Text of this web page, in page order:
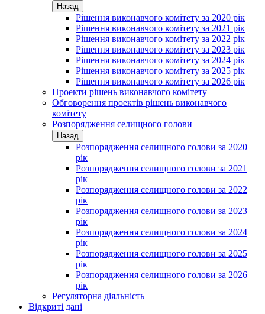
Назад
Рішення виконавчого комітету за 2020 рік
Рішення виконавчого комітету за 2021 рік
Рішення виконавчого комітету за 2022 рік
Рішення виконавчого комітету за 2023 рік
Рішення виконавчого комітету за 2024 рік
Рішення виконавчого комітету за 2025 рік
Рішення виконавчого комітету за 2026 рік
Проекти рішень виконавчого комітету
Обговорення проектів рішень виконавчого
комітету
Розпорядження селищного голови
Назад
Розпорядження селищного голови за 2020
рік
Розпорядження селищного голови за 2021
рік
Розпорядження селищного голови за 2022
рік
Розпорядження селищного голови за 2023
рік
Розпорядження селищного голови за 2024
рік
Розпорядження селищного голови за 2025
рік
Розпорядження селищного голови за 2026
рік
Регуляторна діяльність
Відкриті дані